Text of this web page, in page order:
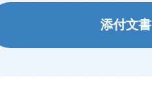
添付文書